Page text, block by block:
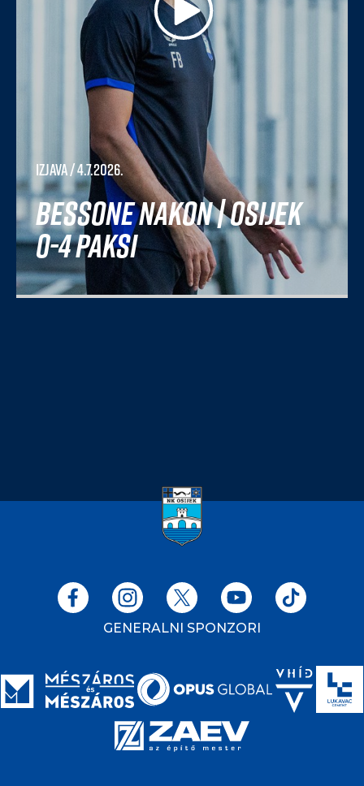
Izjava/ 4.7.2026.
Bessone nakon | Osijek
0-4 Paksi
GENERALNI SPONZORI